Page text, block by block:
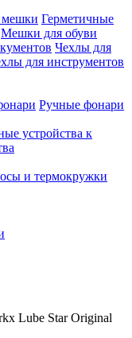
мешки Герметичные
Мешки для обуви
Чехлы для
для инструментов
Ручные фонари
устройства к
и термокружки
Lube Star Original